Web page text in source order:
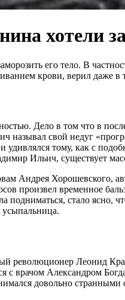
хотели
его тело. В
крови, верил даже в
Дело в том что в
называл свой недуг
тому, как с
Ильич, существует
Андрея Хорошевского,
произвел временное
подниматься, стало
усыпальница.
революционер Леонид
врачом Александром
довольно